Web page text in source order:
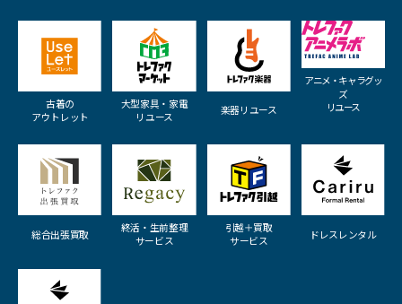
古着の
アウトレット
大型家具・家電
リユース
楽器リユース
アニメ・キャラグッ
ズ
リユース
総合出張買取
終活・生前整理
サービス
引越＋買取
サービス
ドレスレンタル